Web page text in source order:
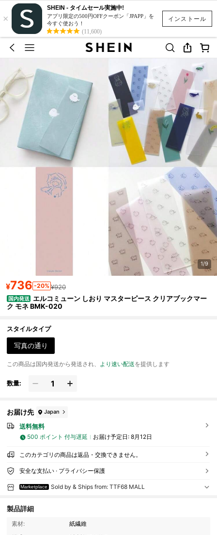
インストール
×
SHEIN - タイムセール実施中!
アプリ限定の500円OFFクーポン「JPAPP」を
今すぐ使おう！
(11,600)
1/9
¥736 -20% ¥920
国内発送 エルコミューン しおり マスターピース クリアブックマー
ク モネ BMK-020
スタイルタイプ
写真の通り
この商品は国内発送から発送され、 より速い配送を提供します
数量:
お届け先 Japan
送料無料
500 ポイント 付与遅延 お届け予定日: 8月12日
このカテゴリの商品は返品・交換できません。
安全な支払い · プライバシー保護
Marketplace Sold by & Ships from: TTF68 MALL
製品詳細
素材:
紙繊維
4.75